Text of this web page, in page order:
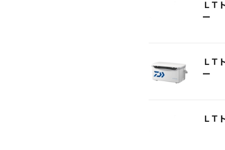
ＬＴ
ー
ＬＴ
ー
ＬＴ